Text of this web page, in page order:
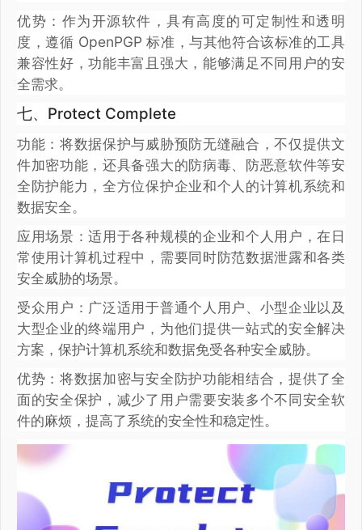
优势：作为开源软件，具有高度的可定制性和透明
度，遵循 OpenPGP 标准，与其他符合该标准的工具
兼容性好，功能丰富且强大，能够满足不同用户的安
全需求。
七、Protect Complete
功能：将数据保护与威胁预防无缝融合，不仅提供文
件加密功能，还具备强大的防病毒、防恶意软件等安
全防护能力，全方位保护企业和个人的计算机系统和
数据安全。
应用场景：适用于各种规模的企业和个人用户，在日
常使用计算机过程中，需要同时防范数据泄露和各类
安全威胁的场景。
受众用户：广泛适用于普通个人用户、小型企业以及
大型企业的终端用户，为他们提供一站式的安全解决
方案，保护计算机系统和数据免受各种安全威胁。
优势：将数据加密与安全防护功能相结合，提供了全
面的安全保护，减少了用户需要安装多个不同安全软
件的麻烦，提高了系统的安全性和稳定性。